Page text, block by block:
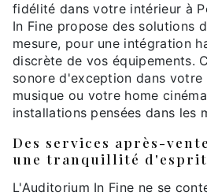
fidélité dans votre intérieur à
In Fine propose des solutions
mesure, pour une intégration
discrète de vos équipements.
sonore d'exception dans
musique ou votre home
installations pensées dans les
Des services après-
une tranquillité d'esprit
L'Auditorium In Fine ne se